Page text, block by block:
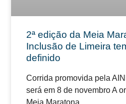
2ª edição da Meia
Inclusão de Limeira
definido
Corrida promovida pela
será em 8 de novembro A
Meia Maratona